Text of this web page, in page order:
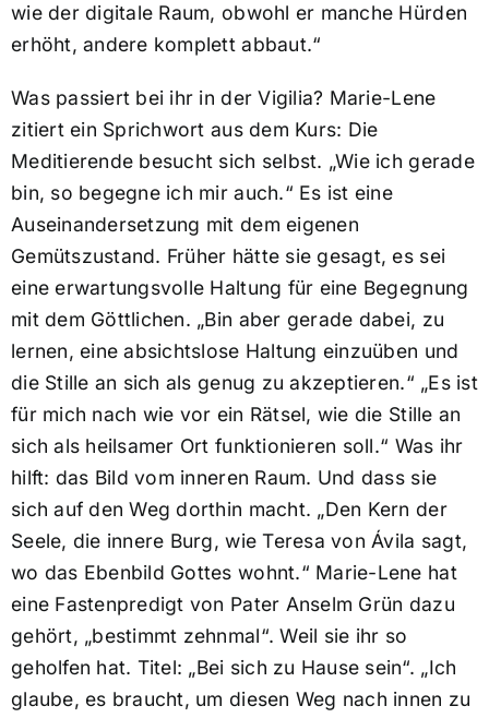
wie der digitale Raum, obwohl er manche Hürden
erhöht, andere komplett abbaut.“
Was passiert bei ihr in der Vigilia? Marie-Lene
zitiert ein Sprichwort aus dem Kurs: Die
Meditierende besucht sich selbst. „Wie ich gerade
bin, so begegne ich mir auch.“ Es ist eine
Auseinandersetzung mit dem eigenen
Gemütszustand. Früher hätte sie gesagt, es sei
eine erwartungsvolle Haltung für eine Begegnung
mit dem Göttlichen. „Bin aber gerade dabei, zu
lernen, eine absichtslose Haltung einzuüben und
die Stille an sich als genug zu akzeptieren.“ „Es ist
für mich nach wie vor ein Rätsel, wie die Stille an
sich als heilsamer Ort funktionieren soll.“ Was ihr
hilft: das Bild vom inneren Raum. Und dass sie
sich auf den Weg dorthin macht. „Den Kern der
Seele, die innere Burg, wie Teresa von Ávila sagt,
wo das Ebenbild Gottes wohnt.“ Marie-Lene hat
eine Fastenpredigt von Pater Anselm Grün dazu
gehört, „bestimmt zehnmal“. Weil sie ihr so
geholfen hat. Titel: „Bei sich zu Hause sein“. „Ich
glaube, es braucht, um diesen Weg nach innen zu